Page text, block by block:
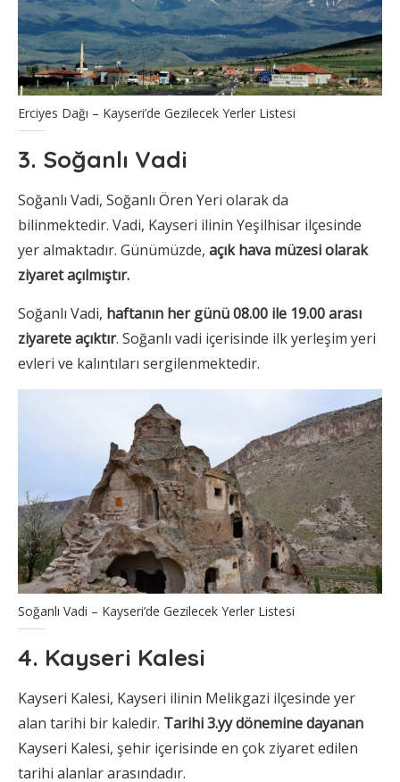
Erciyes Dağı – Kayseri’de Gezilecek Yerler Listesi
3. Soğanlı Vadi
Soğanlı Vadi, Soğanlı Ören Yeri olarak da
bilinmektedir. Vadi, Kayseri ilinin Yeşilhisar ilçesinde
yer almaktadır. Günümüzde, açık hava müzesi olarak
ziyaret açılmıştır.
Soğanlı Vadi, haftanın her günü 08.00 ile 19.00 arası
ziyarete açıktır. Soğanlı vadi içerisinde ilk yerleşim yeri
evleri ve kalıntıları sergilenmektedir.
Soğanlı Vadi – Kayseri’de Gezilecek Yerler Listesi
4. Kayseri Kalesi
Kayseri Kalesi, Kayseri ilinin Melikgazi ilçesinde yer
alan tarihi bir kaledir. Tarihi 3.yy dönemine dayanan
Kayseri Kalesi, şehir içerisinde en çok ziyaret edilen
tarihi alanlar arasındadır.